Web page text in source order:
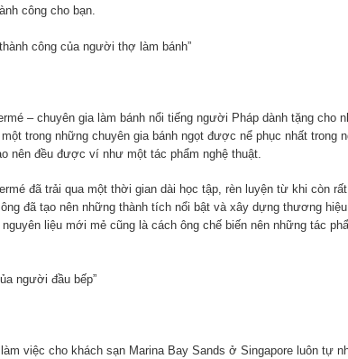
công cho bạn.
công của người thợ làm bánh”
– chuyên gia làm bánh nổi tiếng người Pháp dành tặng cho
trong những chuyên gia bánh ngọt được nể phục nhất trong
nên đều được ví như một tác phẩm nghệ thuật.
đã trải qua một thời gian dài học tập, rèn luyện từ khi còn
đã tạo nên những thành tích nổi bật và xây dựng thương
liệu mới mẻ cũng là cách ông chế biến nên những tác
người đầu bếp”
việc cho khách sạn Marina Bay Sands ở Singapore luôn tự